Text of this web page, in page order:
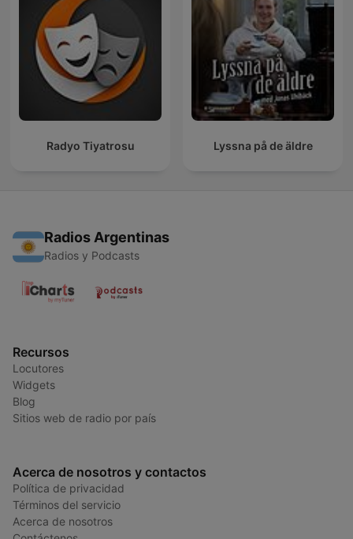
Radyo Tiyatrosu Lyssna på de äldre
Radios Argentinas
Radios y Podcasts
Recursos
Locutores
Widgets
Blog
Sitios web de radio por país
Acerca de nosotros y contactos
Política de privacidad
Términos del servicio
Acerca de nosotros